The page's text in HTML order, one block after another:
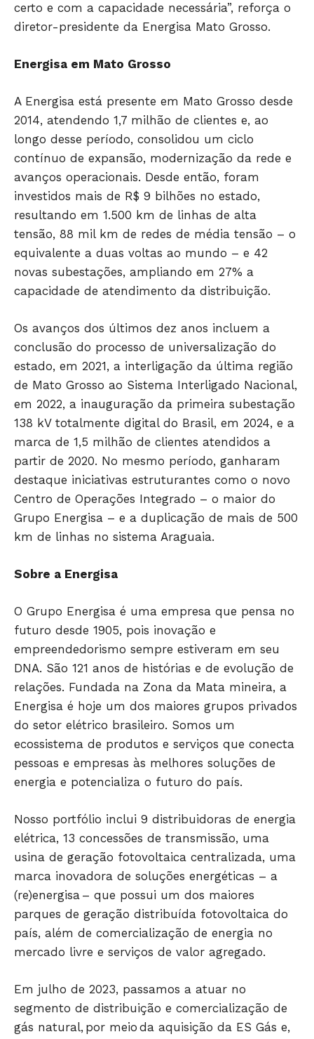
certo e com a capacidade necessária”, reforça o
diretor-presidente da Energisa Mato Grosso.
Energisa em Mato Grosso
A Energisa está presente em Mato Grosso desde
2014, atendendo 1,7 milhão de clientes e, ao
longo desse período, consolidou um ciclo
contínuo de expansão, modernização da rede e
avanços operacionais. Desde então, foram
investidos mais de R$ 9 bilhões no estado,
resultando em 1.500 km de linhas de alta
tensão, 88 mil km de redes de média tensão – o
equivalente a duas voltas ao mundo – e 42
novas subestações, ampliando em 27% a
capacidade de atendimento da distribuição.
Os avanços dos últimos dez anos incluem a
conclusão do processo de universalização do
estado, em 2021, a interligação da última região
de Mato Grosso ao Sistema Interligado Nacional,
em 2022, a inauguração da primeira subestação
138 kV totalmente digital do Brasil, em 2024, e a
marca de 1,5 milhão de clientes atendidos a
partir de 2020. No mesmo período, ganharam
destaque iniciativas estruturantes como o novo
Centro de Operações Integrado – o maior do
Grupo Energisa – e a duplicação de mais de 500
km de linhas no sistema Araguaia.
Sobre a Energisa
O Grupo Energisa é uma empresa que pensa no
futuro desde 1905, pois inovação e
empreendedorismo sempre estiveram em seu
DNA. São 121 anos de histórias e de evolução de
relações. Fundada na Zona da Mata mineira, a
Energisa é hoje um dos maiores grupos privados
do setor elétrico brasileiro. Somos um
ecossistema de produtos e serviços que conecta
pessoas e empresas às melhores soluções de
energia e potencializa o futuro do país.
Nosso portfólio inclui 9 distribuidoras de energia
elétrica, 13 concessões de transmissão, uma
usina de geração fotovoltaica centralizada, uma
marca inovadora de soluções energéticas – a
(re)energisa – que possui um dos maiores
parques de geração distribuída fotovoltaica do
país, além de comercialização de energia no
mercado livre e serviços de valor agregado.
Em julho de 2023, passamos a atuar no
segmento de distribuição e comercialização de
gás natural, por meio da aquisição da ES Gás e,